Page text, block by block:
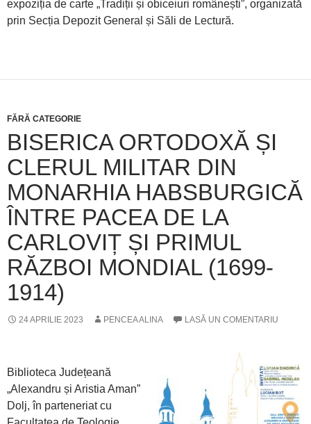
expoziția de carte „Tradiții și obiceiuri românești”, organizată
prin Secția Depozit General și Săli de Lectură.
FĂRĂ CATEGORIE
BISERICA ORTODOXĂ ȘI
CLERUL MILITAR DIN
MONARHIA HABSBURGICĂ
ÎNTRE PACEA DE LA
CARLOVIȚ ȘI PRIMUL
RĂZBOI MONDIAL (1699-
1914)
24 APRILIE 2023 PENCEA ALINA LASĂ UN COMENTARIU
Biblioteca Județeană
„Alexandru și Aristia Aman”
Dolj, în parteneriat cu